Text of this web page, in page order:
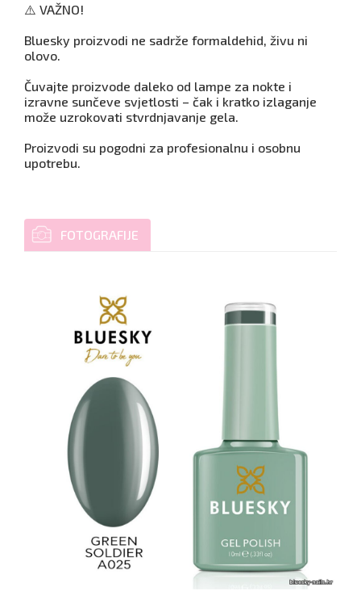
⚠️ VAŽNO!
Bluesky proizvodi ne sadrže formaldehid, živu ni
olovo.
Čuvajte proizvode daleko od lampe za nokte i
izravne sunčeve svjetlosti – čak i kratko izlaganje
može uzrokovati stvrdnjavanje gela.
Proizvodi su pogodni za profesionalnu i osobnu
upotrebu.
FOTOGRAFIJE